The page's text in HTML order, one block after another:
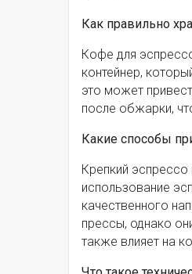
Как правильно
Кофе для
контейнер,
это может
после обжарки,
Какие способы
Крепкий
использование
качественного
прессы, однако
также влияет на